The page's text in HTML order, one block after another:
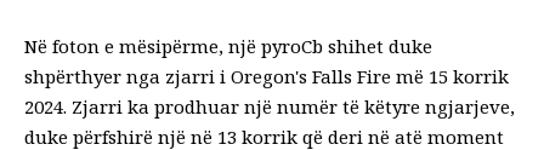
Në foton e mësipërme, një pyroCb shihet duke
shpërthyer nga zjarri i Oregon's Falls Fire më 15 korrik
2024. Zjarri ka prodhuar një numër të këtyre ngjarjeve,
duke përfshirë një në 13 korrik që deri në atë moment